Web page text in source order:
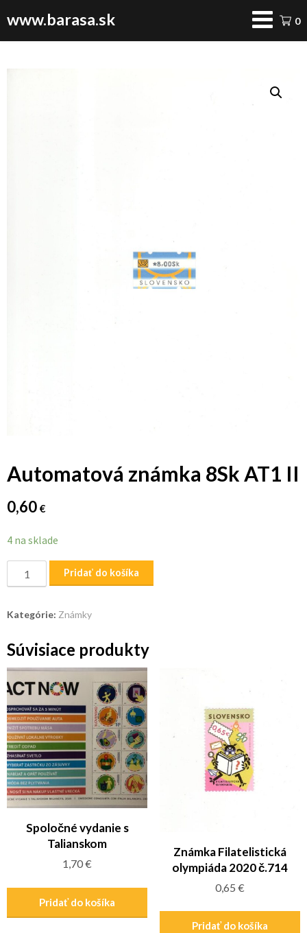
www.barasa.sk 0
Automatová známka 8Sk AT1 II
0,60 €
4 na sklade
množstvo
Automatová
8Sk
II
Pridať do košíka
Kategórie: Známky
Súvisiace produkty
Spoločné vydanie s
Talianskom
1,70€
Pridať do košíka
Známka Filatelistická
olympiáda 2020 č.714
0,65 €
Pridať do košíka